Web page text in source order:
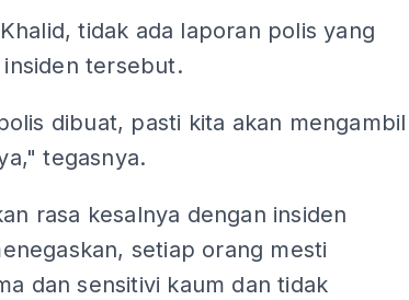
tidak ada laporan polis yang
tersebut.
dibuat, pasti kita akan mengambil
tegasnya.
rasa kesalnya dengan insiden
setiap orang mesti
dan sensitivi kaum dan tidak